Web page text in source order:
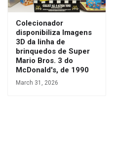
Colecionador
disponibiliza Imagens
3D da linha de
brinquedos de Super
Mario Bros. 3 do
McDonald's, de 1990
March 31, 2026